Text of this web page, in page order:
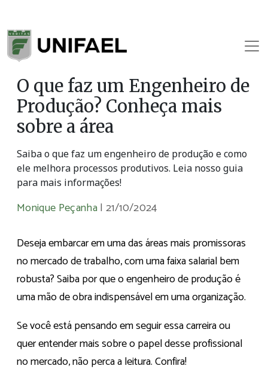
O que faz um Engenheiro de
Produção? Conheça mais
sobre a área
Saiba o que faz um engenheiro de produção e como
ele melhora processos produtivos. Leia nosso guia
para mais informações!
Monique Peçanha |21/10/2024
Deseja embarcar em uma das áreas mais promissoras
no mercado de trabalho, com uma faixa salarial bem
robusta? Saiba por que o engenheiro de produção é
uma mão de obra indispensável em uma organização.
Se você está pensando em seguir essa carreira ou
quer entender mais sobre o papel desse profissional
no mercado, não perca a leitura. Confira!